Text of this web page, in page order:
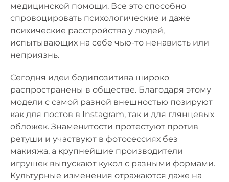
медицинской помощи. Все это способно
спровоцировать психологические и даже
психические расстройства у людей,
испытывающих на себе чью-то ненависть или
неприязнь.
Сегодня идеи бодипозитива широко
распространены в обществе. Благодаря этому
модели с самой разной внешностью позируют
как для постов в Instagram, так и для глянцевых
обложек. Знаменитости протестуют против
ретуши и участвуют в фотосессиях без
макияжа, а крупнейшие производители
игрушек выпускают кукол с разными формами.
Культурные изменения отражаются даже на